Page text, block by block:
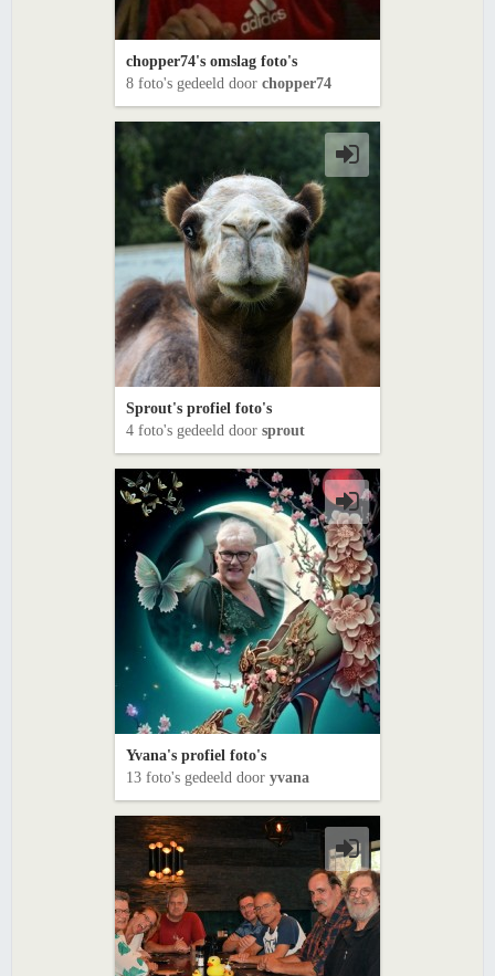
chopper74's omslag foto's
8 foto's gedeeld door chopper74
Sprout's profiel foto's
4 foto's gedeeld door sprout
Yvana's profiel foto's
13 foto's gedeeld door yvana